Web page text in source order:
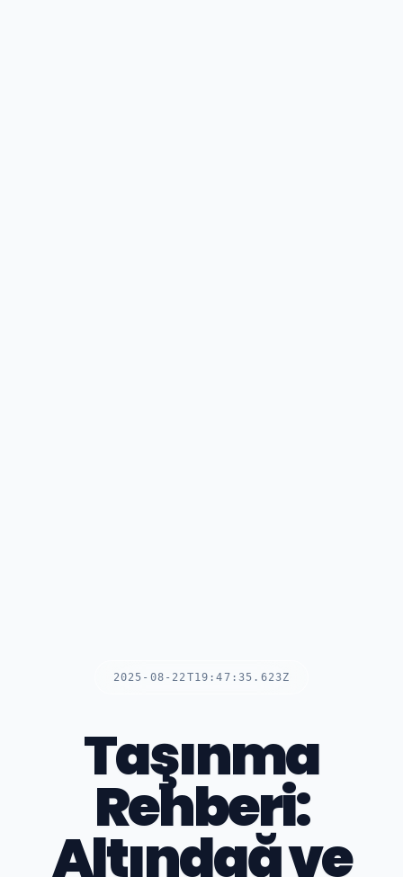
2025-08-22T19:47:35.623Z
Taşınma
Rehberi:
Altındağ ve